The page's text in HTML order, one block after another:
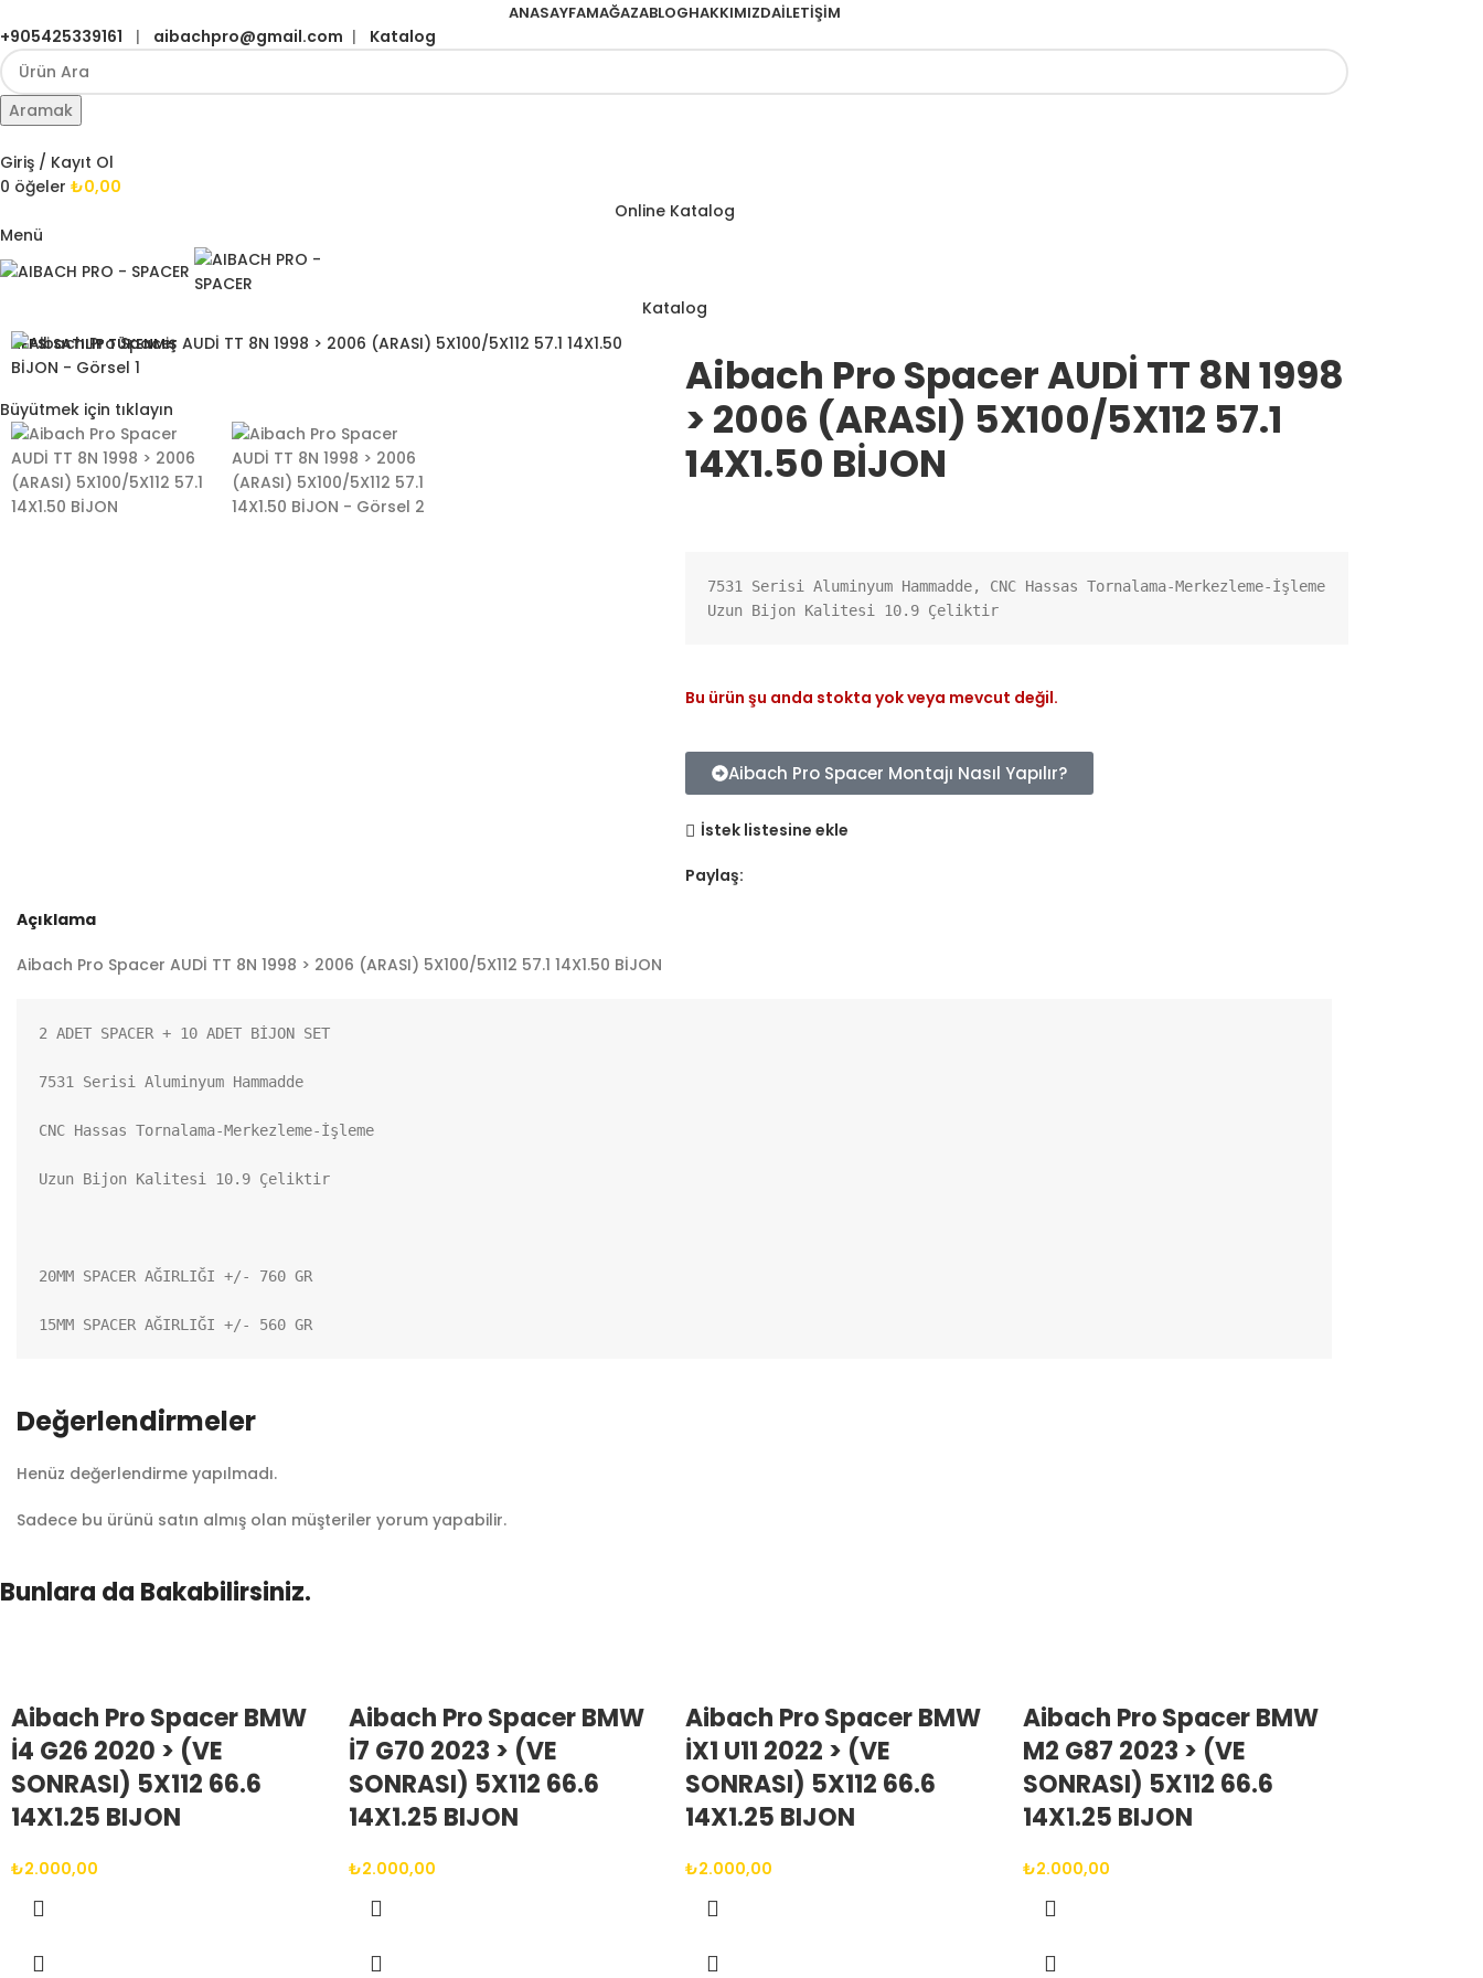
ANASAYFAMAĞAZABLOGHAKKIMIZDAİLETIŞIM
+905425339161 | aibachpro@gmail.com | Katalog
Aramak
Giriş / Kayıt Ol
0 öğeler ₺0,00
Online Katalog
Menü
Katalog
HEPSI SATILIP TÜKENMIŞ
Büyütmek için tıklayın
Aibach Pro Spacer AUDİ TT 8N 1998
> 2006 (ARASI) 5X100/5X112 57.1
14X1.50 BİJON
7531 Serisi Aluminyum Hammadde, CNC Hassas Tornalama-Merkezleme-İşleme
Uzun Bijon Kalitesi 10.9 Çeliktir
Bu ürün şu anda stokta yok veya mevcut değil.
Aibach Pro Spacer Montajı Nasıl Yapılır?
İstek listesine ekle
Paylaş:
Açıklama
Aibach Pro Spacer AUDİ TT 8N 1998 > 2006 (ARASI) 5X100/5X112 57.1 14X1.50 BİJON
2 ADET SPACER + 10 ADET BİJON SET
7531 Serisi Aluminyum Hammadde
CNC Hassas Tornalama-Merkezleme-İşleme
Uzun Bijon Kalitesi 10.9 Çeliktir
20MM SPACER AĞIRLIĞI +/- 760 GR
15MM SPACER AĞIRLIĞI +/- 560 GR
Değerlendirmeler
Henüz değerlendirme yapılmadı.
Sadece bu ürünü satın almış olan müşteriler yorum yapabilir.
Bunlara da Bakabilirsiniz.
Aibach Pro Spacer BMW
İ4 G26 2020 > (VE
SONRASI) 5X112 66.6
14X1.25 BIJON
₺2.000,00
Aibach Pro Spacer BMW
İ7 G70 2023 > (VE
SONRASI) 5X112 66.6
14X1.25 BIJON
₺2.000,00
Aibach Pro Spacer BMW
İX1 U11 2022 > (VE
SONRASI) 5X112 66.6
14X1.25 BIJON
₺2.000,00
Aibach Pro Spacer BMW
M2 G87 2023 > (VE
SONRASI) 5X112 66.6
14X1.25 BIJON
₺2.000,00